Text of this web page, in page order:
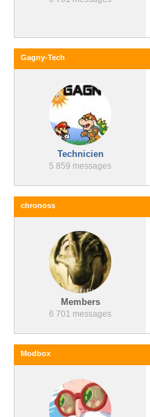
Gagny-Tech
Technicien
5 859 messages
chronoss
Members
6 701 messages
Modbox